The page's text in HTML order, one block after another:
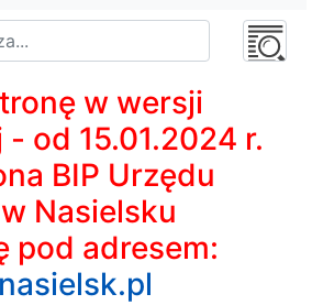
w wersji
od 15.01.2024 r.
BIP Urzędu
Nasielsku
pod adresem: